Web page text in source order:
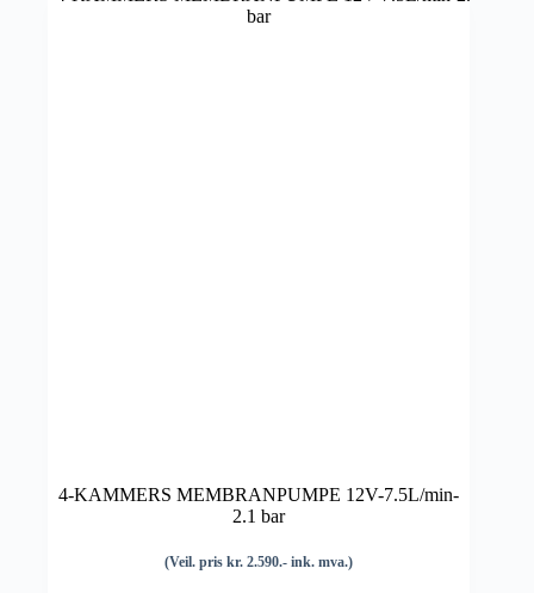
4-KAMMERS MEMBRANPUMPE 12V-7.5L/min-
2.1 bar
(Veil. pris kr. 2.590.- ink. mva.)